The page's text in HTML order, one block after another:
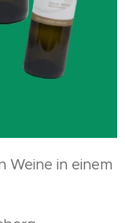
Weine in einem